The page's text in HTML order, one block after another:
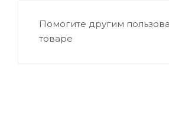
Помогите другим
товаре